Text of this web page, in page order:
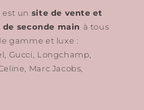
est un site de vente et
de seconde main à tous
gamme et luxe :
Gucci, Longchamp,
Marc Jacobs,